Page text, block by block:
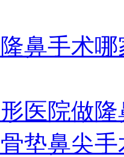
隆鼻手术
形医院做
骨垫鼻尖